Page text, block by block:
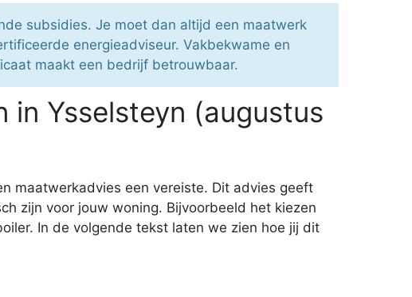
subsidies. Je moet dan altijd een maatwerk
energieadviseur. Vakbekwame en
maakt een bedrijf betrouwbaar.
in Ysselsteyn (augustus
maatwerkadvies een vereiste. Dit advies geeft
zijn voor jouw woning. Bijvoorbeeld het kiezen
In de volgende tekst laten we zien hoe jij dit